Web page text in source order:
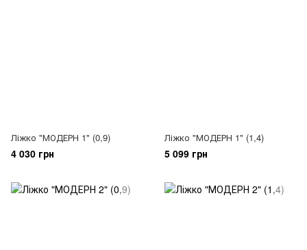
Ліжко "МОДЕРН 1" (0,9)
4 030 грн
Ліжко "МОДЕРН 1" (1,4)
5 099 грн